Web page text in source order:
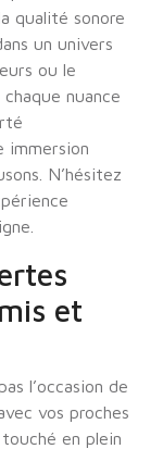
qualité sonore
un univers
ou le
nuance
immersion
N’hésitez
et
l’occasion de
vos proches
en plein